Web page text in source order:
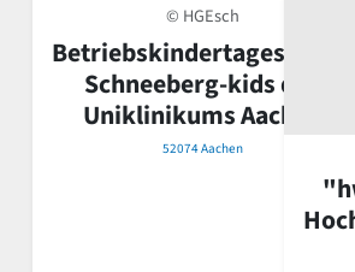
© HGEsch
Betriebskindertagesstätte
Schneeberg-kids des
Uniklinikums Aachen
52074 Aachen